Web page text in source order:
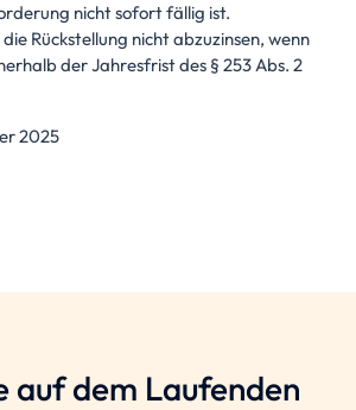
nicht sofort fällig ist.
Rückstellung nicht abzuzinsen, wenn
der Jahresfrist des § 253 Abs. 2
2025
auf dem Laufenden